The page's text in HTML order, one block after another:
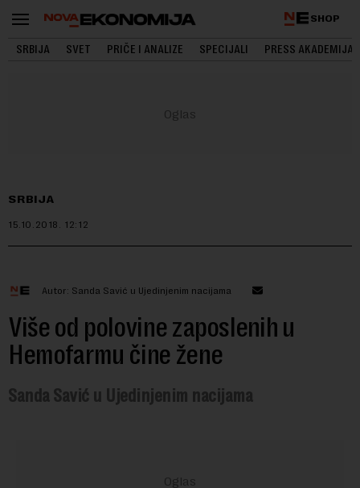
SHOP
SRBIJA SVET PRIČE I ANALIZE SPECIJALI PRESS AKADEMIJA
SRBIJA
15.10.2018. 12:12
Autor: Sanda Savić u Ujedinjenim nacijama
Više od polovine zaposlenih u
Hemofarmu čine žene
Sanda Savić u Ujedinjenim nacijama